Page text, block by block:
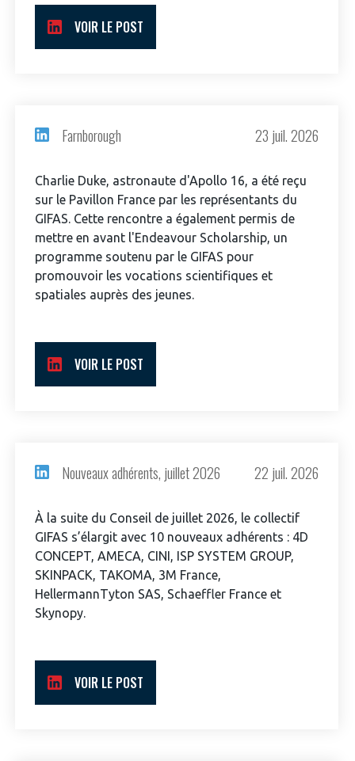
COMMISSIONS ET COMITÉS
POURQUOI DEVENIR MEMBRE ?
LE MÉDIATEUR DE LA FILIÈRE AÉRONAUTIQUE ET SPATIALE
LA MÉDIATION AU-DELÀ DE LA FILIÈRE AÉRONAUTIQUE ET SPATIALE
PRENDRE CONTACT AVEC LE MÉDIATEUR DE LA FILIÈRE
L'OBSERVATOIRE
COMPÉTITIVITÉ
EMPLOI & FORMATION
ENVIRONNEMENT
INTERNATIONALISATION
LES PUBLICATIONS
DOCUMENTS & BROCHURES
RAPPORTS D'ACTIVITÉS
VOIR LE POST
Farnborough 23 juil. 2026
Charlie Duke, astronaute d'Apollo 16, a été reçu
sur le Pavillon France par les représentants du
GIFAS. Cette rencontre a également permis de
mettre en avant l'Endeavour Scholarship, un
programme soutenu par le GIFAS pour
promouvoir les vocations scientifiques et
spatiales auprès des jeunes.
VOIR LE POST
Nouveaux adhérents, juillet 2026 22 juil. 2026
À la suite du Conseil de juillet 2026, le collectif
GIFAS s’élargit avec 10 nouveaux adhérents : 4D
CONCEPT, AMECA, CINI, ISP SYSTEM GROUP,
SKINPACK, TAKOMA, 3M France,
HellermannTyton SAS, Schaeffler France et
Skynopy.
VOIR LE POST
programmes ...
DEMANDE D’ADHÉSION